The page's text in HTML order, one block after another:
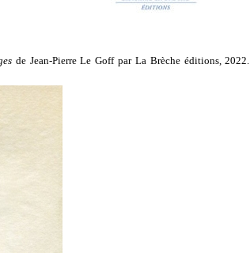
de Jean-Pierre Le Goff par La Brèche éditions, 2022.